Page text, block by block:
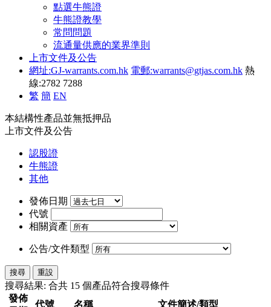
點選牛熊證
牛熊證教學
常問問題
流通量供應的業界準則
上市文件及公告
網址:GJ-warrants.com.hk 電郵:warrants@gtjas.com.hk 熱
線:2782 7288
繁 簡 EN
本結構性產品並無抵押品
上市文件及公告
認股證
牛熊證
其他
發佈日期
代號
相關資產
公告/文件類型
搜尋 重設
搜尋結果: 合共 15 個產品符合搜尋條件
發佈
代號 名稱
文件簡述/類型